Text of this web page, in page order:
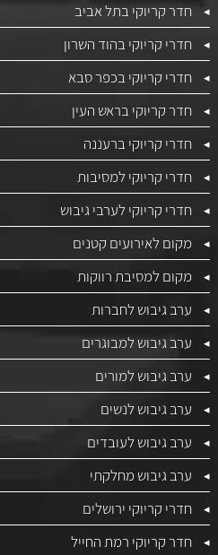
חדר קריוקי בתל אביב
חדרי קריוקי בהוד השרון
חדרי קריוקי בכפר סבא
חדר קריוקי בראש העין
חדרי קריוקי ברעננה
חדרי קריוקי למסיבות
חדרי קריוקי לערבי גיבוש
מקום לאירועים קטנים
מקום למסיבת רווקות
ערב גיבוש לחברות
ערב גיבוש למבוגרים
ערב גיבוש למורים
ערב גיבוש לנשים
ערב גיבוש לעובדים
ערב גיבוש מחלקתי
חדרי קריוקי ירושלים
חדר קריוקי רמת החייל